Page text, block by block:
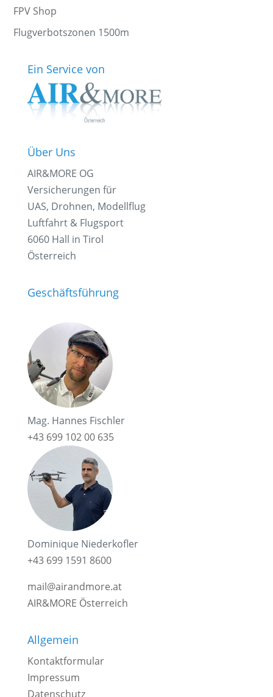
FPV Shop
Flugverbotszonen 1500m
Ein Service von
Über Uns
AIR&MORE OG
Versicherungen für
UAS, Drohnen, Modellflug
Luftfahrt & Flugsport
6060 Hall in Tirol
Österreich
Geschäftsführung
Mag. Hannes Fischler
+43 699 102 00 635
Dominique Niederkofler
+43 699 1591 8600
mail@airandmore.at
AIR&MORE Österreich
Allgemein
Kontaktformular
Impressum
Datenschutz